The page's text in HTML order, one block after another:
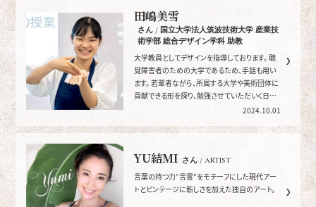
田嶋美雪
さん / 国立大学法人筑波技術大学 産業技
術学部 総合デザイン学科 助教
大学教員としてデザインを指導しております。 聴
覚障害者のための大学であるため、手話も用い
ます。 若輩者ながら、所属する大学や美術団体に
貢献できる形を探り、勉強させていただいく日々
2024.10.01
YU結MI さん / ARTIST
言葉の持つ力”言霊”をモチーフにした現代アー
トとビンテージに新しさを加えた独自のアート。